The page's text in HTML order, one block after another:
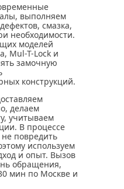
выполняем
смазка,
необходимости.
моделей
Mul-T-Lock и
замочную
конструкций.
делаем
учитываем
В процессе
повредить
используем
и опыт. Вызов
обращения,
мин по Москве и